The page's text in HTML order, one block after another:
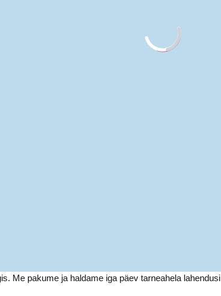
Me pakume ja haldame iga päev tarneahela lahendusi